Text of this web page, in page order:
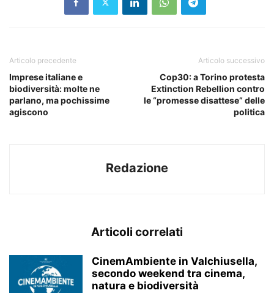
Articolo precedente
Imprese italiane e
biodiversità: molte ne
parlano, ma pochissime
agiscono
Articolo successivo
Cop30: a Torino protesta
Extinction Rebellion contro
le “promesse disattese” delle
politica
Redazione
Articoli correlati
CinemAmbiente in Valchiusella,
secondo weekend tra cinema,
natura e biodiversità